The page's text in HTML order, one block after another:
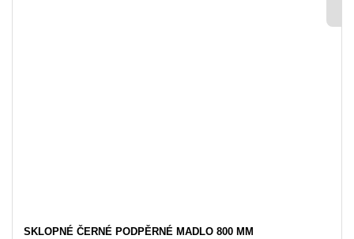
SKLOPNÉ ČERNÉ PODPĚRNÉ MADLO 800 MM